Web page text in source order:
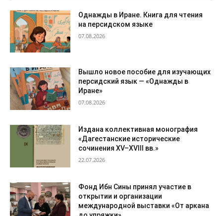
Однажды в Иране. Книга для чтения
на персидском языке
07.08.2026
Вышло новое пособие для изучающих
персидский язык — «Однажды в
Иране»
07.08.2026
Издана коллективная монография
«Дагестанские исторические
сочинения XV–XVIII вв.»
22.07.2026
Фонд Ибн Сины принял участие в
открытии и организации
международной выставки «От аркана